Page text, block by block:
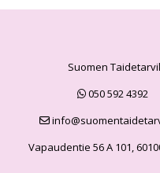
Suomen
050 592 4392
Vapaudentie 56 A 101,